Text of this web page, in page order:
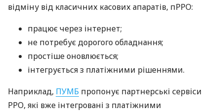
відміну від класичних касових апаратів, пРРО:
працює через інтернет;
не потребує дорогого обладнання;
простіше оновлюється;
інтегрується з платіжними рішеннями.
Наприклад, ПУМБ пропонує партнерські сервіси
РРО, які вже інтегровані з платіжними